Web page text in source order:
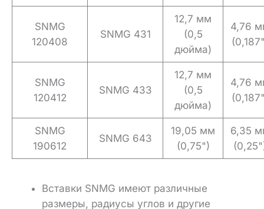
SNMG
120408
SNMG 431
12,7 мм
(0,5
дюйма)
4,76
SNMG
120412
SNMG 433
12,7 мм
(0,5
дюйма)
4,76
SNMG
190612
SNMG 643
19,05 мм
(0,75")
6,35
Вставки SNMG имеют различные
размеры, радиусы углов и другие